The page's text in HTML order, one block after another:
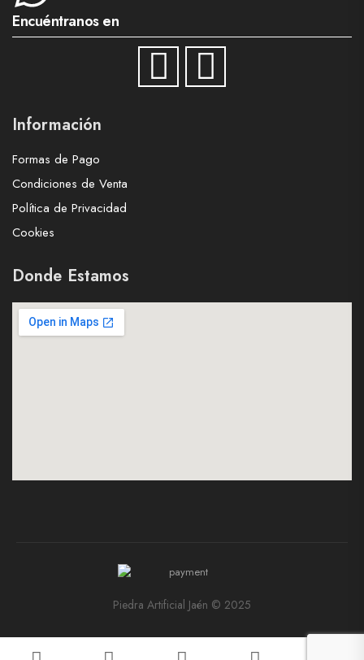
Encuéntranos en
Información
Formas de Pago
Condiciones de Venta
Política de Privacidad
Cookies
Donde Estamos
Piedra Artificial Jaén © 2025